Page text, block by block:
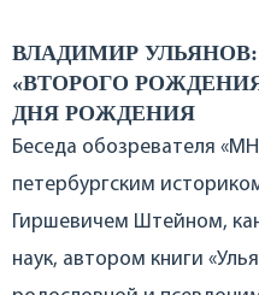
ВЛАДИМИР
«ВТОРОГО
ДНЯ РОЖДЕНИЯ
Беседа обозревателя
петербургским
Гиршевичем Штейном,
наук, автором книги